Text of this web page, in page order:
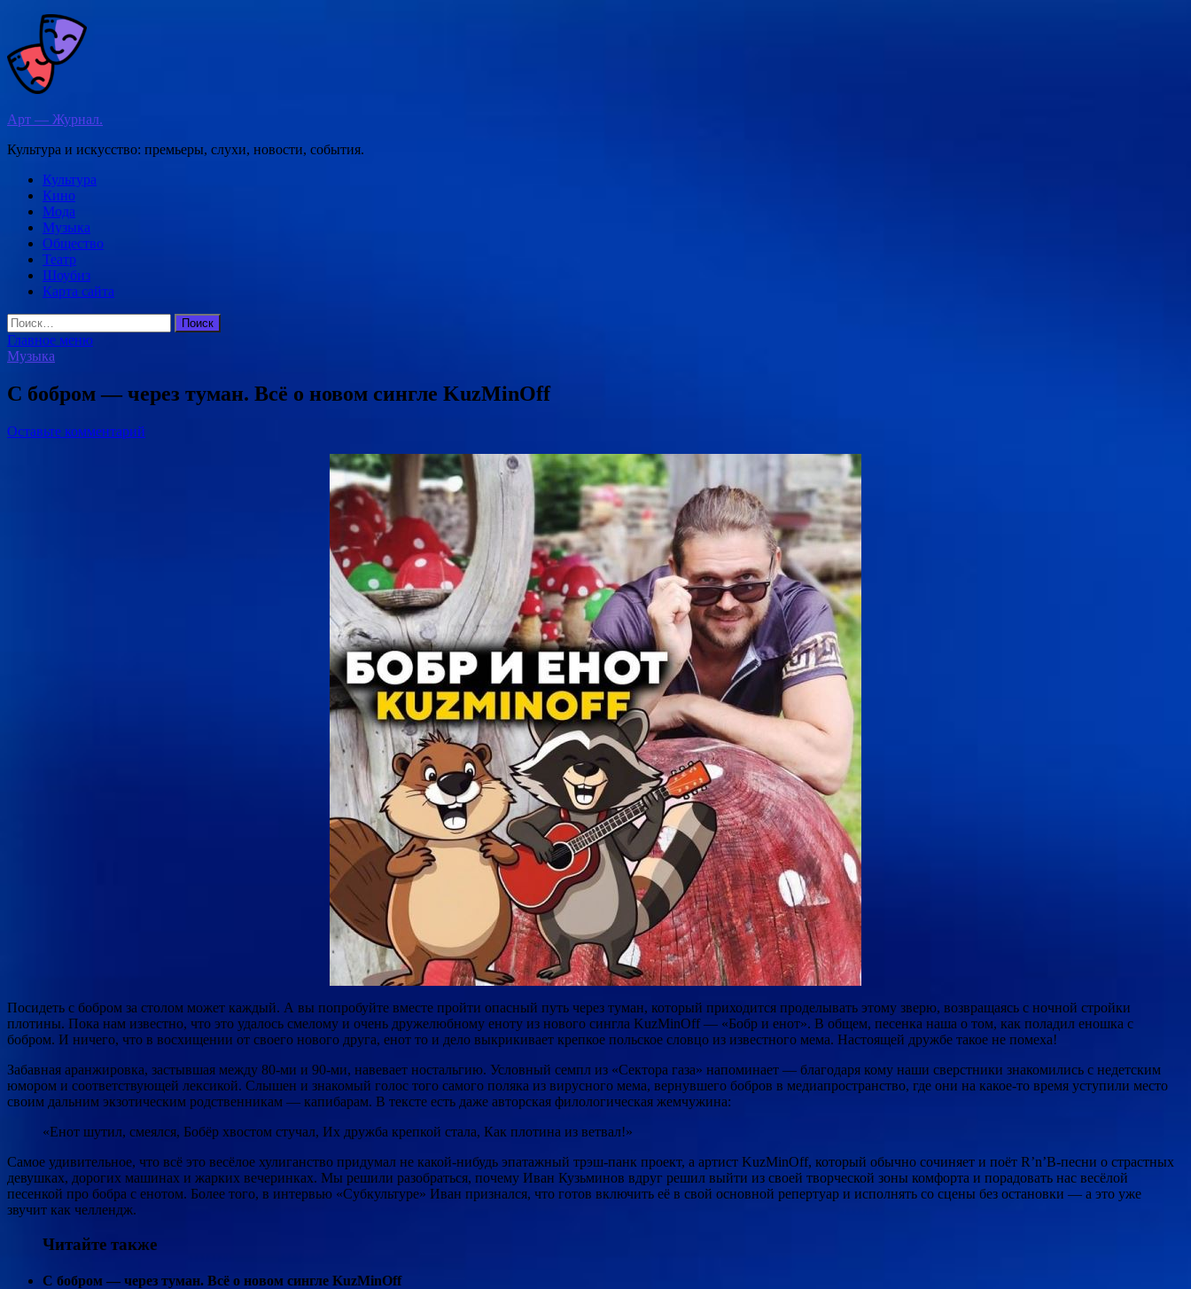
Перейти
содержимому
Арт — Журнал.
Культура и искусство: премьеры, слухи, новости, события.
Культура
Кино
Мода
Музыка
Общество
Театр
Шоубиз
Карта сайта
Найти:
Главное меню
Музыка
С бобром — через туман. Всё о новом сингле KuzMinOff
Оставьте комментарий
Посидеть с бобром за столом может каждый. А вы попробуйте вместе пройти опасный путь через туман, который приходится проделывать этому зверю, возвращаясь с ночной стройки
плотины. Пока нам известно, что это удалось смелому и очень дружелюбному еноту из нового сингла KuzMinOff — «Бобр и енот». В общем, песенка наша о том, как поладил еношка с
бобром. И ничего, что в восхищении от своего нового друга, енот то и дело выкрикивает крепкое польское словцо из известного мема. Настоящей дружбе такое не помеха!
Забавная аранжировка, застывшая между 80-ми и 90-ми, навевает ностальгию. Условный семпл из «Сектора газа» напоминает — благодаря кому наши сверстники знакомились с недетским
юмором и соответствующей лексикой. Слышен и знакомый голос того самого поляка из вирусного мема, вернувшего бобров в медиапространство, где они на какое-то время уступили место
своим дальним экзотическим родственникам — капибарам. В тексте есть даже авторская филологическая жемчужина:
«Енот шутил, смеялся, Бобёр хвостом стучал, Их дружба крепкой стала, Как плотина из ветвал!»
Cамое удивительное, что всё это весёлое хулиганство придумал не какой-нибудь эпатажный трэш-панк проект, а артист KuzMinOff, который обычно сочиняет и поёт R’n’B-песни о страстных
девушках, дорогих машинах и жарких вечеринках. Мы решили разобраться, почему Иван Кузьминов вдруг решил выйти из своей творческой зоны комфорта и порадовать нас весёлой
песенкой про бобра с енотом. Более того, в интервью «Субкультуре» Иван признался, что готов включить её в свой основной репертуар и исполнять со сцены без остановки — а это уже
звучит как челлендж.
Читайте также
С бобром — через туман. Всё о новом сингле KuzMinOff